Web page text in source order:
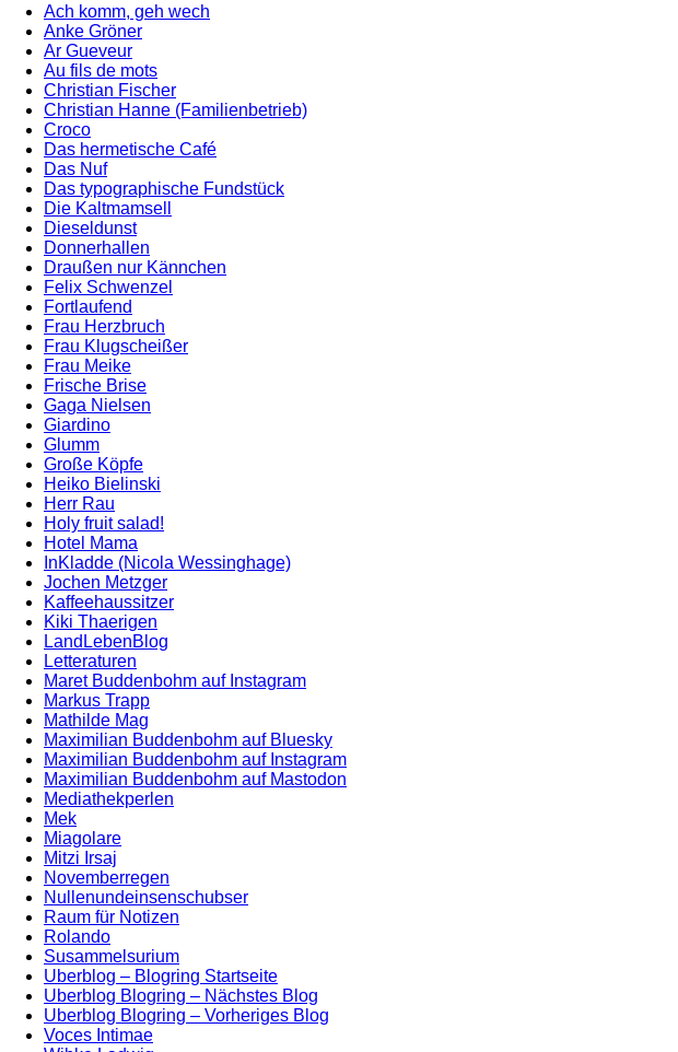
Ach komm, geh wech
Anke Gröner
Ar Gueveur
Au fils de mots
Christian Fischer
Christian Hanne (Familienbetrieb)
Croco
Das hermetische Café
Das Nuf
Das typographische Fundstück
Die Kaltmamsell
Dieseldunst
Donnerhallen
Draußen nur Kännchen
Felix Schwenzel
Fortlaufend
Frau Herzbruch
Frau Klugscheißer
Frau Meike
Frische Brise
Gaga Nielsen
Giardino
Glumm
Große Köpfe
Heiko Bielinski
Herr Rau
Holy fruit salad!
Hotel Mama
InKladde (Nicola Wessinghage)
Jochen Metzger
Kaffeehaussitzer
Kiki Thaerigen
LandLebenBlog
Letteraturen
Maret Buddenbohm auf Instagram
Markus Trapp
Mathilde Mag
Maximilian Buddenbohm auf Bluesky
Maximilian Buddenbohm auf Instagram
Maximilian Buddenbohm auf Mastodon
Mediathekperlen
Mek
Miagolare
Mitzi Irsaj
Novemberregen
Nullenundeinsenschubser
Raum für Notizen
Rolando
Susammelsurium
Uberblog – Blogring Startseite
Uberblog Blogring – Nächstes Blog
Uberblog Blogring – Vorheriges Blog
Voces Intimae